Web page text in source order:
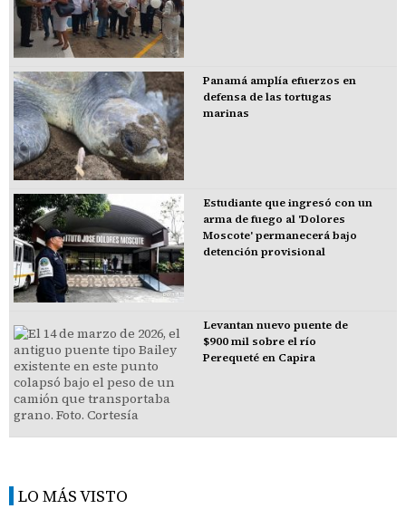
Panamá amplía efuerzos en
defensa de las tortugas
marinas
Estudiante que ingresó con un
arma de fuego al 'Dolores
Moscote' permanecerá bajo
detención provisional
Levantan nuevo puente de
$900 mil sobre el río
Perequeté en Capira
LO MÁS VISTO